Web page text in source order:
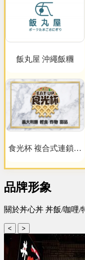
飯丸屋 沖繩飯糰
食光杯 複合式連鎖餐
品牌形象
關於丼心丼 丼飯/咖哩/
< >